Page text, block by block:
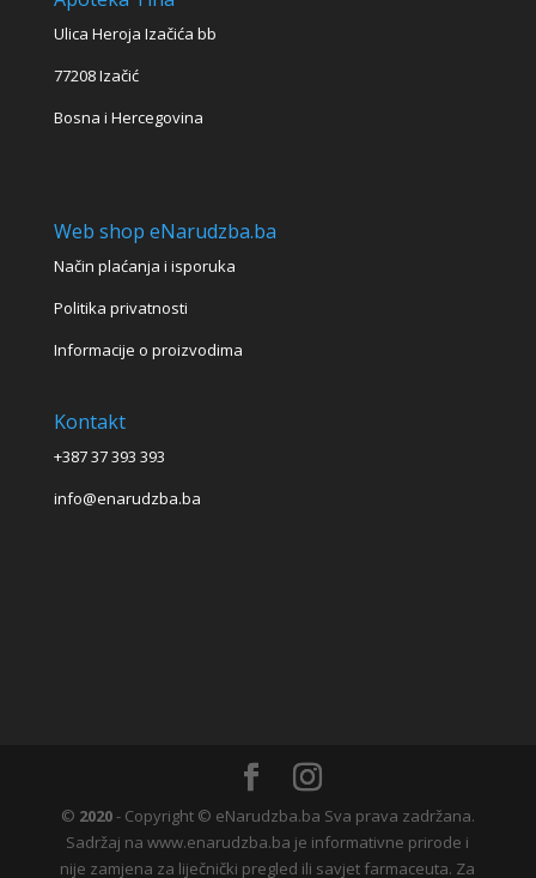
Ulica Heroja Izačića bb
77208 Izačić
Bosna i Hercegovina
Web shop eNarudzba.ba
Način plaćanja i isporuka
Politika privatnosti
Informacije o proizvodima
Kontakt
+387 37 393 393
info@enarudzba.ba
© 2020- Copyright © eNarudzba.ba Sva prava zadržana.
Sadržaj na www.enarudzba.ba je informativne prirode i
nije zamjena za liječnički pregled ili savjet farmaceuta. Za